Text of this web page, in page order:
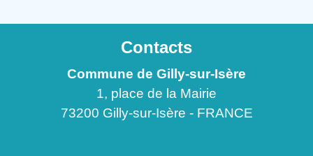
Contacts
Commune de Gilly-sur-Isère
1, place de la Mairie
73200 Gilly-sur-Isère - FRANCE